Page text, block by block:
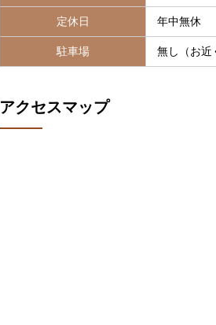
定休日 年中無休
駐車場 無し（お近
アクセスマップ